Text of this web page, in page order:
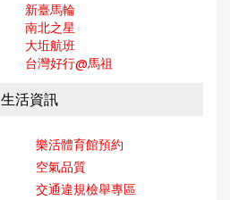
新臺馬輪
南北之星
大坵航班
台灣好行@馬祖
生活資訊
樂活體育館預約
空氣品質
交通違規檢舉專區